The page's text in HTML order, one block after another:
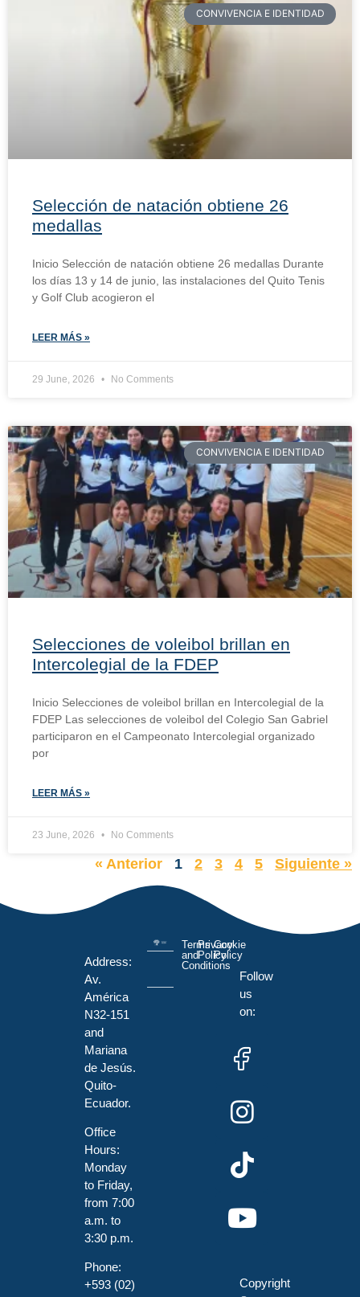
CONVIVENCIA E IDENTIDAD
Selección de natación obtiene 26
medallas
Inicio Selección de natación obtiene 26 medallas Durante
los días 13 y 14 de junio, las instalaciones del Quito Tenis
y Golf Club acogieron el
LEER MÁS »
29 June, 2026 No Comments
CONVIVENCIA E IDENTIDAD
Selecciones de voleibol brillan en
Intercolegial de la FDEP
Inicio Selecciones de voleibol brillan en Intercolegial de la
FDEP Las selecciones de voleibol del Colegio San Gabriel
participaron en el Campeonato Intercolegial organizado
por
LEER MÁS »
23 June, 2026 No Comments
« Anterior 1 2 3 4 5 Siguiente »
Address:
Av.
América
N32-151
and
Mariana
de Jesús.
Quito-
Ecuador.
Office
Hours:
Monday
to Friday,
from 7:00
a.m. to
3:30 p.m.
Phone:
+593 (02)
Terms
and
Conditions
Privacy
Policy
Cookie
Policy
Follow
us
on:
Copyright